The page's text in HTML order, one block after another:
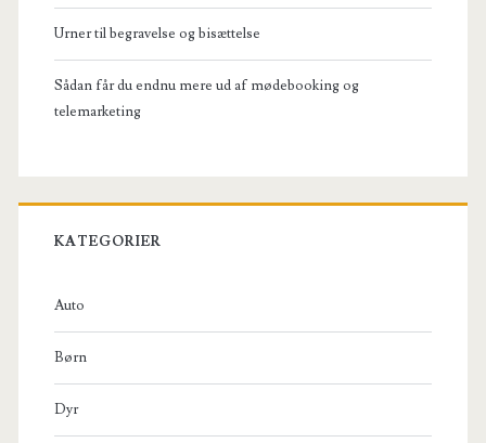
Urner til begravelse og bisættelse
Sådan får du endnu mere ud af mødebooking og
telemarketing
KATEGORIER
Auto
Børn
Dyr